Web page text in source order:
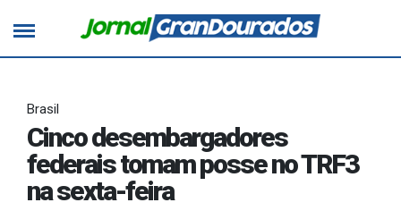
Brasil
Cinco desembargadores
federais tomam posse no TRF3
na sexta-feira